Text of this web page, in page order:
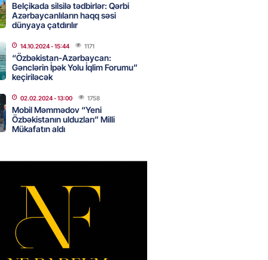
kartını indi sifariş
komissiyasız
- 15:07 90
sədr müavinini AZCON
Ukraynaya qaz tədarük
hazırdır – Ceyhun Bayramov
- 14:45
Belçikada silsilə tədbirlər: Qərbi
Azərbaycanlıların haqq səsi
dünyaya çatdırılır
14.10.2024- 15:44 1171
“Özbəkistan-Azərbaycan:
Gənclərin İpək Yolu İqlim Forumu”
keçiriləcək
02.02.2024- 13:00 1758
Mobil Məmmədov “Yeni
Özbəkistanın ulduzları” Milli
Mükafatın aldı